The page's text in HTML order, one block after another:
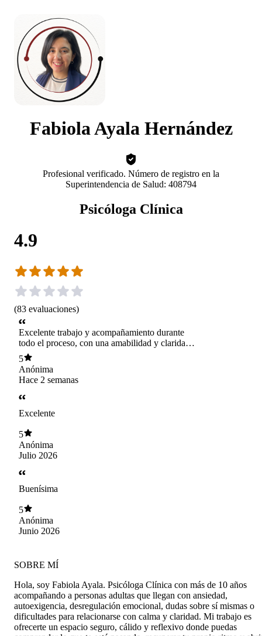
Fabiola Ayala Hernández
Profesional verificado. Número de registro en la
Superintendencia de Salud: 408794
Psicóloga Clínica
4.9
(83 evaluaciones)
Excelente trabajo y acompañamiento durante
todo el proceso, con una amabilidad y claridad
en sus análisis que realmente me dieron paz y
sensación de crecimiento. Abrazo grande!
5
Anónima
Hace 2 semanas
Excelente
5
Anónima
Julio 2026
Buenísima
5
Anónima
Junio 2026
SOBRE MÍ
Hola, soy Fabiola Ayala. Psicóloga Clínica con más de 10 años
acompañando a personas adultas que llegan con ansiedad,
autoexigencia, desregulación emocional, dudas sobre sí mismas o
dificultades para relacionarse con calma y claridad. Mi trabajo es
ofrecerte un espacio seguro, cálido y reflexivo donde puedas